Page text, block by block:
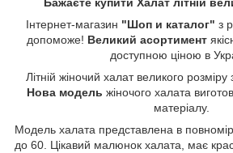
Бажаєте купити Халат літній
Інтернет-магазин "Шоп и каталог" з
допоможе! Великий асортимент
доступною ціною в
Літній жіночий халат великого
Нова модель жіночого халата
матеріалу.
Модель халата представлена в
до 60. Цікавий малюнок халата, має